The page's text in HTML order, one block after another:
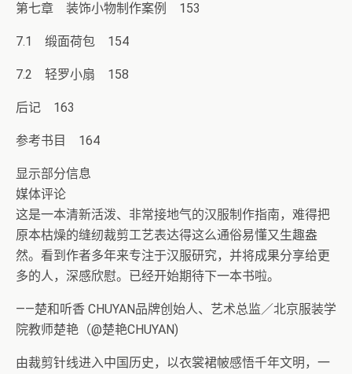
第七章 装饰小物制作案例 153
7.1 缎面荷包 154
7.2 轻罗小扇 158
后记 163
参考书目 164
显示部分信息
媒体评论
这是一本清新活泼、非常接地气的汉服制作指南，难得把
原本枯燥的缝纫裁剪工艺表达得这么通俗易懂又生趣盎
然。看到作者多年来专注于汉服研究，并将成果分享给更
多的人，深感欣慰。已经开始期待下一本书啦。
——楚和听香 CHUYAN品牌创始人、艺术总监／北京服装学
院教师楚艳（@楚艳CHUYAN)
由裁剪针线进入中国历史，以衣裳裙帔感悟千年文明，一